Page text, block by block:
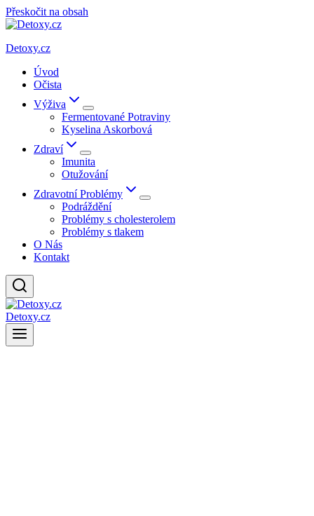
Přeskočit na obsah
Detoxy.cz
Úvod
Očista
Výživa
Fermentované Potraviny
Kyselina Askorbová
Zdraví
Imunita
Otužování
Zdravotní Problémy
Podráždění
Problémy s cholesterolem
Problémy s tlakem
O Nás
Kontakt
Detoxy.cz